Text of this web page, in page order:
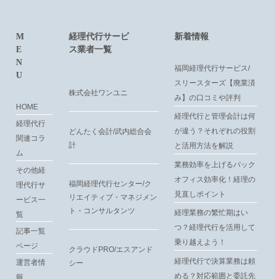
M
E
N
U
HOME
経理代行
関連コラ
ム
その他経
理代行サ
ービス一
覧
記事一覧
ページ
運営者情
経理代行サービ
ス業者一覧
株式会社ワンユニ
どんたく会計/武内総合会
計
福岡経理代行センター/ク
リエイティブ・マネジメン
ト・コンサルタンツ
クラウドPRO/エスアンド
シー
新着情報
福岡経理代行サービス/
スリースターズ【廃業済
み】の口コミや評判
経理代行と管理会計は何
が違う？それぞれの役割
と活用方法を解説
業務効率を上げるバック
オフィス効率化！経理の
見直しポイント
経理業務の繁忙期はい
つ？経理代行を活用して
乗り越えよう！
経理代行で決算業務は頼
める？対応範囲と委託先